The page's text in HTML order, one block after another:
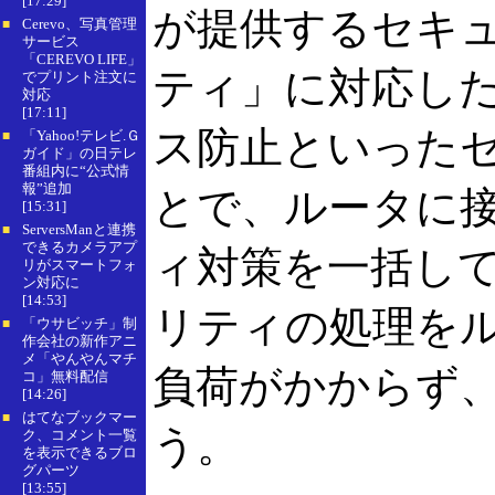
■
Cerevo、写真管理
サービス
「CEREVO LIFE」
でプリント注文に
対応
[17:11]
■
「Yahoo!テレビ.Ｇ
ガイド」の日テレ
番組内に“公式情
報”追加
[15:31]
■
ServersManと連携
できるカメラアプ
リがスマートフォ
ン対応に
[14:53]
■
「ウサビッチ」制
作会社の新作アニ
メ「やんやんマチ
コ」無料配信
[14:26]
■
はてなブックマー
ク、コメント一覧
を表示できるブロ
グパーツ
[13:55]
が提供するセキ
ティ」に対応し
ス防止といった
とで、ルータに
ィ対策を一括し
リティの処理を
負荷がかからず
う。